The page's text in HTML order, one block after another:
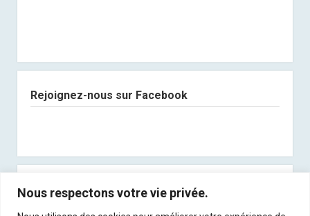
Nous respectons votre vie privée.
Rejoignez-nous sur Facebook
Abonnez-vous à notre newsletter